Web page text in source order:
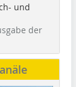
und
der